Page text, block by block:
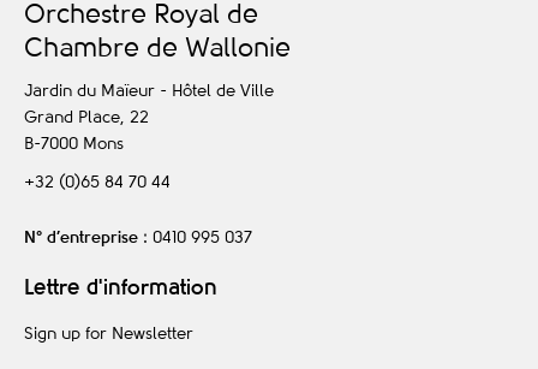
Orchestre Royal de
Chambre de Wallonie
Jardin du Maïeur - Hôtel de Ville
Grand Place, 22
B-7000 Mons
+32 (0)65 84 70 44
N° d’entreprise : 0410 995 037
Lettre d'information
Sign up for Newsletter